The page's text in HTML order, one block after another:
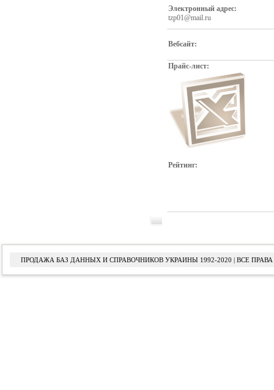
Электронный адрес:
tzp01@mail.ru
Вебсайт:
Прайс-лист:
Рейтинг:
ПРОДАЖА БАЗ ДАННЫХ И СПРАВОЧНИКОВ УКРАИНЫ 1992-2020 | ВСЕ